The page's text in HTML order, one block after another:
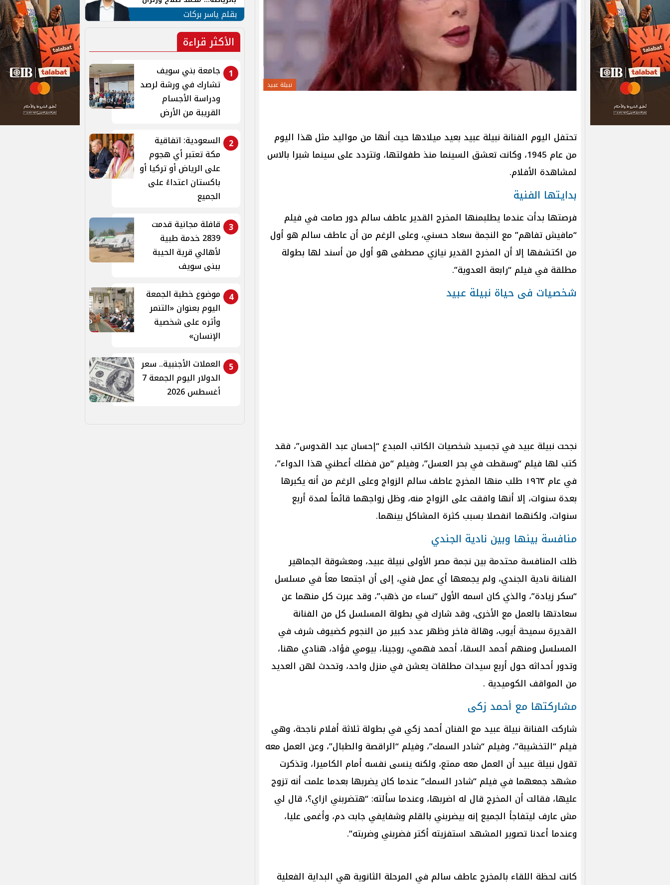
نبيلة عبيد
تحتفل اليوم الفنانة نبيلة عبيد بعيد ميلادها حيث أنها من مواليد مثل هذا اليوم
من عام 1945، وكانت تعشق السينما منذ طفولتها، وتتردد على سينما شبرا بالاس
لمشاهدة الأفلام.
بدايتها الفنية
فرصتها بدأت عندما يطلبمنها المخرج القدير عاطف سالم دور صامت في فيلم
“مافيش تفاهم” مع النجمة سعاد حسني، وعلى الرغم من أن عاطف سالم هو أول
من اكتشفها إلا أن المخرج القدير نيازي مصطفى هو أول من أسند لها بطولة
مطلقة في فيلم “رابعة العدوية”.
شخصيات فى حياة نبيلة عبيد
نجحت نبيلة عبيد في تجسيد شخصيات الكاتب المبدع “إحسان عبد القدوس”، فقد
كتب لها فيلم “وسقطت في بحر العسل”، وفيلم “من فضلك أعطني هذا الدواء”،
في عام ١٩٦٣ طلب منها المخرج عاطف سالم الزواج وعلى الرغم من أنه يكبرها
بعدة سنوات، إلا أنها وافقت على الزواج منه، وظل زواجهما قائماً لمدة أربع
سنوات، ولكنهما انفصلا بسبب كثرة المشاكل بينهما.
منافسة بينها وبين نادية الجندي
ظلت المنافسة محتدمة بين نجمة مصر الأولى نبيلة عبيد، ومعشوقة الجماهير
الفنانة نادية الجندي، ولم يجمعها أي عمل فني، إلى أن اجتمعا معاً في مسلسل
“سكر زيادة”، والذي كان اسمه الأول “نساء من ذهب”، وقد عبرت كل منهما عن
سعادتها بالعمل مع الأخرى، وقد شارك في بطولة المسلسل كل من الفنانة
القديرة سميحة أيوب، وهالة فاخر وظهر عدد كبير من النجوم كضيوف شرف في
المسلسل ومنهم أحمد السقا، أحمد فهمي، روجينا، بيومي فؤاد، هنادي مهنا،
وتدور أحداثه حول أربع سيدات مطلقات يعشن في منزل واحد، وتحدث لهن العديد
من المواقف الكوميدية .
مشاركتها مع أحمد زكى
شاركت الفنانة نبيلة عبيد مع الفنان أحمد زكي في بطولة ثلاثة أفلام ناجحة، وهي
فيلم “التخشيبة”، وفيلم “شادر السمك”، وفيلم “الراقصة والطبال”، وعن العمل معه
تقول نبيلة عبيد أن العمل معه ممتع، ولكنه ينسى نفسه أمام الكاميرا، وتذكرت
مشهد جمعهما في فيلم “شادر السمك” عندما كان يضربها بعدما علمت أنه تزوج
عليها، فقالت أن المخرج قال له اضربها، وعندما سألته: “هتضربني ازاي؟، قال لي
مش عارف ليتفاجأ الجميع إنه بيضربني بالقلم وشفايفي جابت دم، وأغمى عليا،
وعندما أعدنا تصوير المشهد استفزيته أكتر فضربني وضربته”.
كانت لحظة اللقاء بالمخرج عاطف سالم في المرحلة الثانوية هي البداية الفعلية
الهوية في الشارع التركي
بقلم ياسر بركات
الأكثر قراءة
1
جامعة بني سويف
تشارك في ورشة لرصد
ودراسة الأجسام
القريبة من الأرض
2
السعودية: اتفاقية
مكة تعتبر أي هجوم
على الرياض أو تركيا أو
باكستان اعتداءً على
الجميع
3 قافلة مجانية قدمت
2839 خدمة طبية
لأهالي قرية الحيبة
ببنى سويف
4
موضوع خطبة الجمعة
اليوم بعنوان «التنمر
وأثره على شخصية
الإنسان»
5
العملات الأجنبية.. سعر
الدولار اليوم الجمعة 7
أغسطس 2026